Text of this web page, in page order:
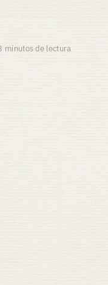
minutos de lectura